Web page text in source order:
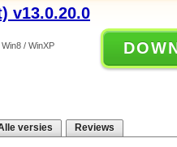
v13.0.20.0
/ WinXP
versies Reviews